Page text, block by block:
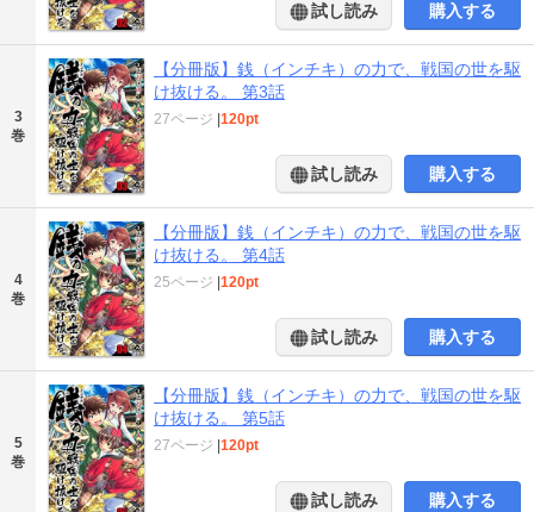
試し読み 購入する
3
巻
【分冊版】銭（インチキ）の力で、戦国の世を駆
け抜ける。 第3話
27ページ |120pt
試し読み 購入する
4
巻
【分冊版】銭（インチキ）の力で、戦国の世を駆
け抜ける。 第4話
25ページ |120pt
試し読み 購入する
5
巻
【分冊版】銭（インチキ）の力で、戦国の世を駆
け抜ける。 第5話
27ページ |120pt
試し読み 購入する